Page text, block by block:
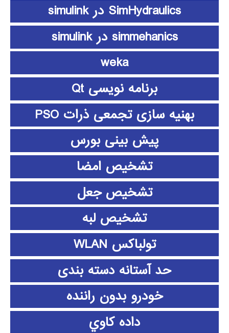
SimHydraulics در simulink
simmehanics در simulink
weka
برنامه نویسی Qt
بهنیه سازی تجمعی ذرات PSO
پیش بینی بورس
تشخیص امضا
تشخیص جعل
تشخیص لبه
تولباکس WLAN
حد آستانه دسته بندی
خودرو بدون راننده
داده كاوي